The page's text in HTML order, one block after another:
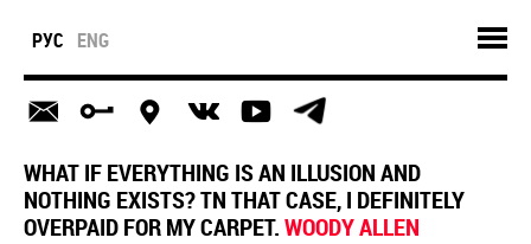
РУС ENG
WHAT IF EVERYTHING IS AN ILLUSION AND
NOTHING EXISTS? TN THAT CASE, I DEFINITELY
OVERPAID FOR MY CARPET.WOODY ALLEN